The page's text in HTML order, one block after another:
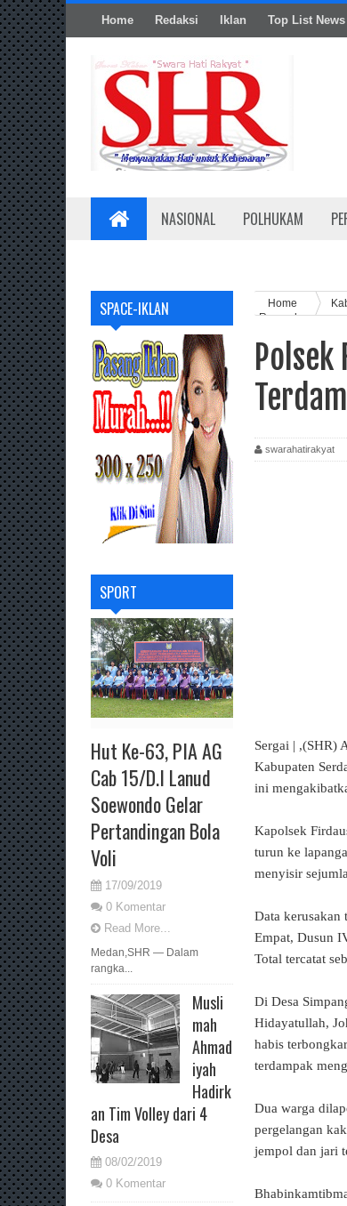
Home Redaksi Iklan Top List News
NASIONAL POLHUKAM
SPACE-IKLAN
SPORT
Hut Ke-63, PIA AG
Cab 15/D.I Lanud
Soewondo Gelar
Pertandingan Bola
Voli
17/09/2019
0 Komentar
Read More...
Medan,SHR — Dalam
rangka...
Musli
mah
Ahmad
iyah
Hadirk
an Tim Volley dari 4
Desa
08/02/2019
0 Komentar
Home
Rampah
swarahatirakyat
Sergai | ,(SHR)
Kabupaten
ini
Kapolsek
turun ke
menyisir
Data kerusakan
Empat, Dusun
Total tercatat
Di Desa
Hidayatullah,
habis
terdampak
Dua warga
pergelangan
jempol dan jari